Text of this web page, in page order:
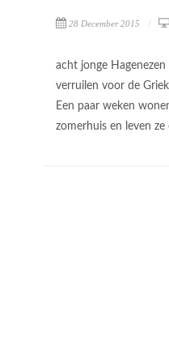
28 December 2015
acht jonge
verruilen voor de
Een paar weken
zomerhuis en leven ze